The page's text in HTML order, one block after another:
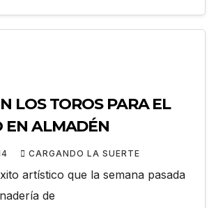
LOS TOROS PARA EL
EN ALMADÉN
CARGANDO LA SUERTE
artístico que la semana pasada
de